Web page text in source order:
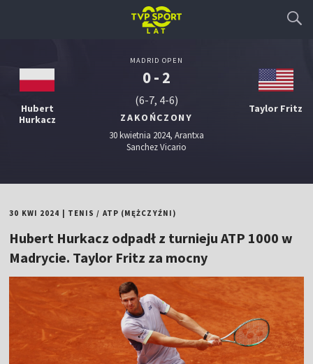
Hubert
Hurkacz
MADRID OPEN
0 - 2
(6-7, 4-6)
ZAKOŃCZONY
30 kwietnia 2024, Arantxa
Sanchez Vicario
Taylor Fritz
30 KWI 2024 TENIS / ATP (MĘŻCZYŹNI)
Hubert Hurkacz odpadł z turnieju ATP 1000 w
Madrycie. Taylor Fritz za mocny